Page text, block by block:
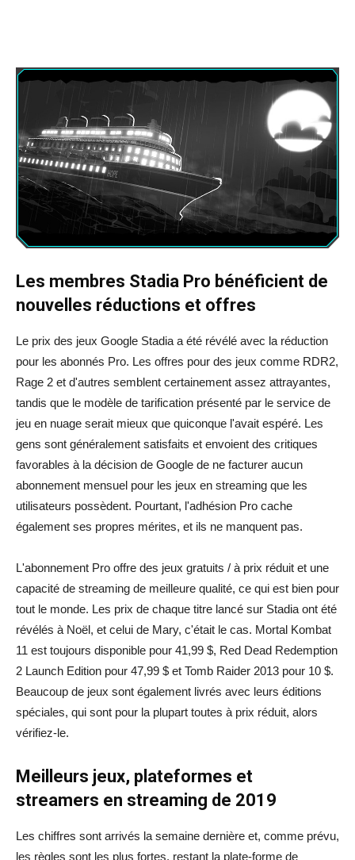
Les membres Stadia Pro bénéficient de
nouvelles réductions et offres
Le prix des jeux Google Stadia a été révélé avec la réduction
pour les abonnés Pro. Les offres pour des jeux comme RDR2,
Rage 2 et d'autres semblent certainement assez attrayantes,
tandis que le modèle de tarification présenté par le service de
jeu en nuage serait mieux que quiconque l'avait espéré. Les
gens sont généralement satisfaits et envoient des critiques
favorables à la décision de Google de ne facturer aucun
abonnement mensuel pour les jeux en streaming que les
utilisateurs possèdent. Pourtant, l'adhésion Pro cache
également ses propres mérites, et ils ne manquent pas.
L'abonnement Pro offre des jeux gratuits / à prix réduit et une
capacité de streaming de meilleure qualité, ce qui est bien pour
tout le monde. Les prix de chaque titre lancé sur Stadia ont été
révélés à Noël, et celui de Mary, c'était le cas. Mortal Kombat
11 est toujours disponible pour 41,99 $, Red Dead Redemption
2 Launch Edition pour 47,99 $ et Tomb Raider 2013 pour 10 $.
Beaucoup de jeux sont également livrés avec leurs éditions
spéciales, qui sont pour la plupart toutes à prix réduit, alors
vérifiez-le.
Meilleurs jeux, plateformes et
streamers en streaming de 2019
Les chiffres sont arrivés la semaine dernière et, comme prévu,
les règles sont les plus fortes, restant la plate-forme de